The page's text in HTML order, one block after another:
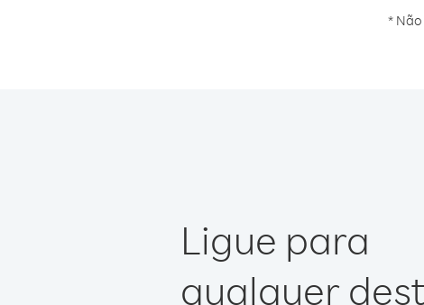
*
Ligue para
qualquer